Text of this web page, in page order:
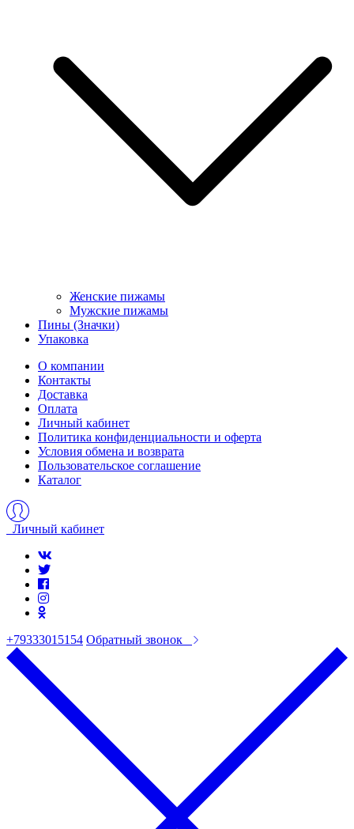
Женские пижамы
Мужские пижамы
Пины (Значки)
Упаковка
О компании
Контакты
Доставка
Оплата
Личный кабинет
Политика конфиденциальности и оферта
Условия обмена и возврата
Пользовательское соглашение
Каталог
Личный кабинет
+79333015154 Обратный звонок